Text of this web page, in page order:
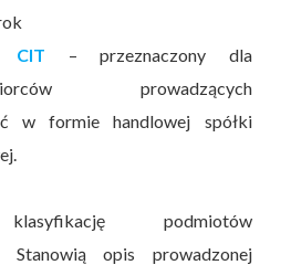
CIT – przeznaczony dla
prowadzących
w formie handlowej spółki
podmiotów
Stanowią opis prowadzonej